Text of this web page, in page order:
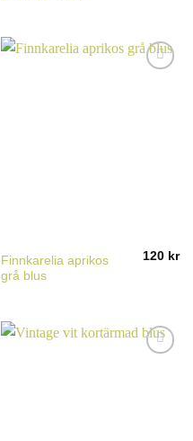
Finnkarelia aprikos
grå blus
120 kr